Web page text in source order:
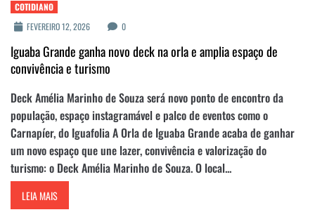
COTIDIANO
FEVEREIRO 12, 2026
0
Iguaba Grande ganha novo deck na orla e amplia espaço de
convivência e turismo
Deck Amélia Marinho de Souza será novo ponto de encontro da
população, espaço instagramável e palco de eventos como o
Carnapíer, do Iguafolia A Orla de Iguaba Grande acaba de ganhar
um novo espaço que une lazer, convivência e valorização do
turismo: o Deck Amélia Marinho de Souza. O local...
LEIA MAIS